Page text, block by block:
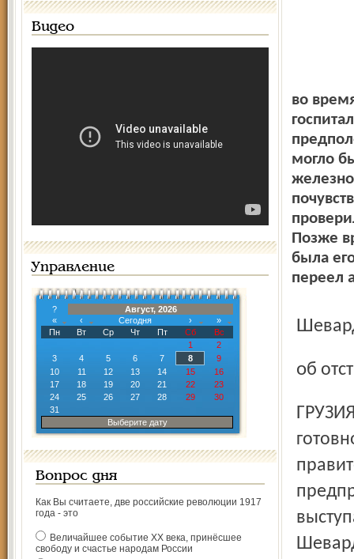
Видео
Управление
?
Август, 2026
«
‹ Сегодня ›
»
Пн
Вт Ср Чт Пт Сб
Вс
1
2
3
4 5 6 7 8
9
10
11 12 13 14 15
16
17
18 19 20 21 22
23
24
25 26 27 28 29
30
31
Выберите дату
Вопрос дня
Как Вы считаете, две российские революции 1917
года - это
Величайшее событие ХХ века, принёсшее
свободу и счастье народам России
во
могло
Позже
была
переел
об
ГРУЗИЯ. Президент Грузии Эдуард Шеварднадзе заявил о